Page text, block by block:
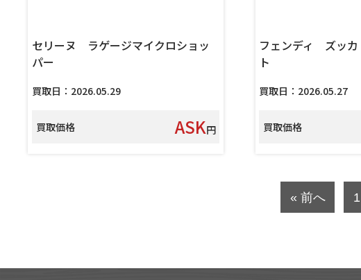
セリーヌ ラゲージマイクロショッ
パー
買取日：2026.05.29
買取価格 ASK円
フェンディ ズッ
ト
買取日：2026.05.27
買取価格
« 前へ 1